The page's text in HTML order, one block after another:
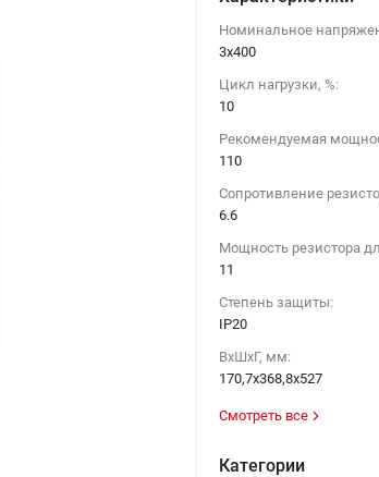
Номинальное
3х400
Цикл нагрузки, %:
10
Рекомендуемая
110
Сопротивление
6.6
Мощность резистора
11
Степень защиты:
IP20
ВхШхГ, мм:
170,7х368,8х527
Смотреть все
Категории